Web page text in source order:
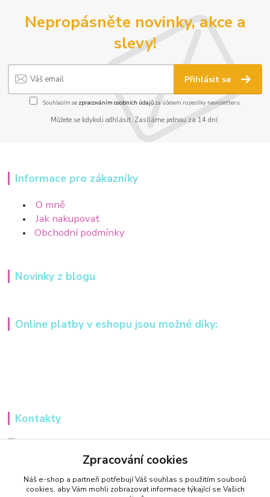
Nepropásněte novinky, akce a
slevy!
Přihlásit se
Souhlasím se zpracováním osobních údajůza účelem rozesílky newsletteru.
Můžete se kdykoli odhlásit. Zasíláme jednou za 14 dní.
Informace pro zákazníky
O mně
Jak nakupovat
Obchodní podmínky
Novinky z blogu
Online platby v eshopu jsou možné díky:
Kontakty
+420 607984148
info@tvorivadilnicka.cz
Zpracování cookies
Náš e-shop a partneři potřebují Váš souhlas s použitím souborů
cookies, aby Vám mohli zobrazovat informace týkající se Vašich